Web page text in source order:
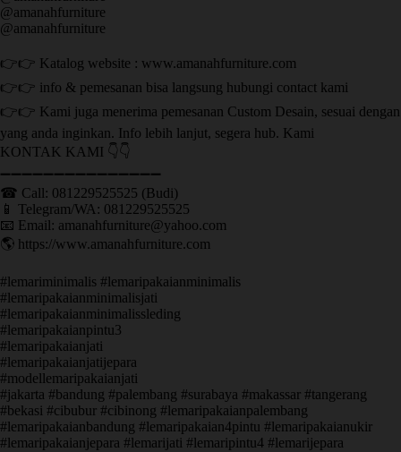
@amanahfurniture
@amanahfurniture
👉👉 Katalog website : www.amanahfurniture.com
👉👉 info & pemesanan bisa langsung hubungi contact kami
👉👉 Kami juga menerima pemesanan Custom Desain, sesuai dengan
yang anda inginkan. Info lebih lanjut, segera hub. Kami
KONTAK KAMI 👇👇
➖➖➖➖➖➖➖➖➖➖➖➖➖➖➖ ㅤ
☎ Call: 081229525525 (Budi)
📱 Telegram/WA: 081229525525
📧 Email: amanahfurniture@yahoo.com
🌎 https://www.amanahfurniture.com
#lemariminimalis #lemaripakaianminimalis
#lemaripakaianminimalisjati
#lemaripakaianminimalissleding
#lemaripakaianpintu3
#lemaripakaianjati
#lemaripakaianjatijepara
#modellemaripakaianjati
#jakarta #bandung #palembang #surabaya #makassar #tangerang
#bekasi #cibubur #cibinong #lemaripakaianpalembang
#lemaripakaianbandung #lemaripakaian4pintu #lemaripakaianukir
#lemaripakaianjepara #lemarijati #lemaripintu4 #lemarijepara